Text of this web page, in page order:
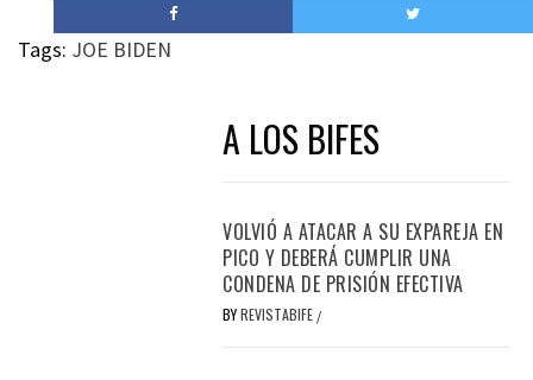
Tags: JOE BIDEN
A LOS BIFES
VOLVIÓ A ATACAR A SU EXPAREJA EN
PICO Y DEBERÁ CUMPLIR UNA
CONDENA DE PRISIÓN EFECTIVA
BYREVISTABIFE /